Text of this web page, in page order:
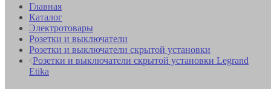
Главная
Каталог
Электротовары
Розетки и выключатели
Розетки и выключатели скрытой установки
Розетки и выключатели скрытой установки Legrand
Etika